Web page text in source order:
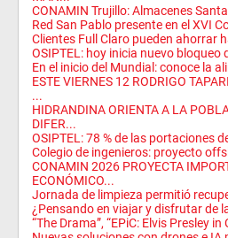
CONAMIN Trujillo: Almacenes
Red San Pablo presente en el XVI
Clientes Full Claro pueden ahorrar
OSIPTEL: hoy inicia nuevo bloqueo
En el inicio del Mundial: conoce la
ESTE VIERNES 12 RODRIGO
...
HIDRANDINA ORIENTA A LA
DIFER...
OSIPTEL: 78 % de las portaciones
Colegio de ingenieros: proyecto
CONAMIN 2026 PROYECTA
ECONÓMICO...
Jornada de limpieza permitió
¿Pensando en viajar y disfrutar de
“The Drama”, “EPiC: Elvis Presley